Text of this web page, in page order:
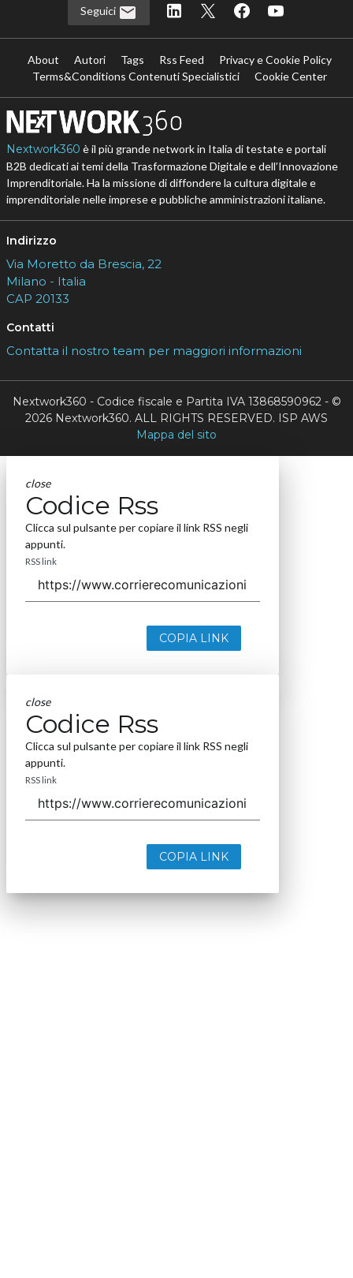
Seguici
About Autori Tags Rss Feed
Privacy e Cookie Policy
Terms&Conditions Contenuti Specialistici
Cookie Center
Nextwork360 è il più grande network in Italia di testate e portali
B2B dedicati ai temi della Trasformazione Digitale e dell’Innovazione
Imprenditoriale. Ha la missione di diffondere la cultura digitale e
imprenditoriale nelle imprese e pubbliche amministrazioni italiane.
Indirizzo
Via Moretto da Brescia, 22
Milano - Italia
CAP 20133
Contatti
Contatta il nostro team per maggiori informazioni
Nextwork360 - Codice fiscale e Partita IVA 13868590962 - ©
2026 Nextwork360. ALL RIGHTS RESERVED. ISP AWS
Mappa del sito
close
Codice Rss
Clicca sul pulsante per copiare il link RSS negli
appunti.
RSS link
COPIA LINK
close
Codice Rss
Clicca sul pulsante per copiare il link RSS negli
appunti.
RSS link
COPIA LINK